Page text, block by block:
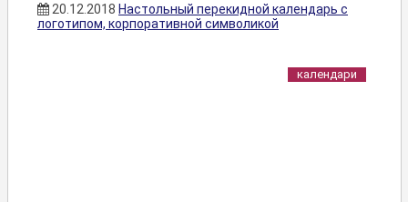
20.12.2018 Настольный перекидной календарь с
логотипом, корпоративной символикой
календари